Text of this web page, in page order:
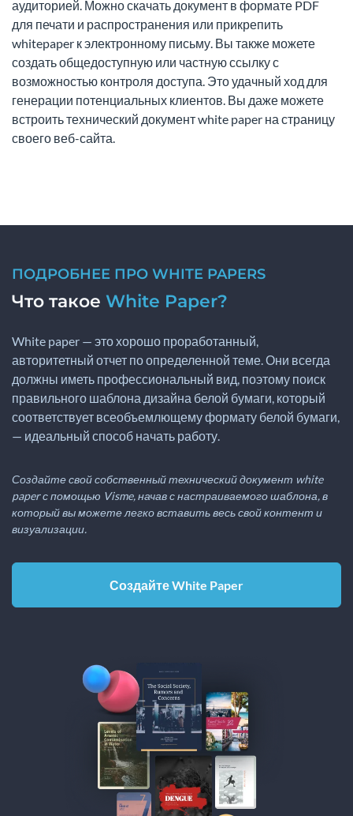
аудиторией. Можно скачать документ в формате PDF
для печати и распространения или прикрепить
whitepaper к электронному письму. Вы также можете
создать общедоступную или частную ссылку с
возможностью контроля доступа. Это удачный ход для
генерации потенциальных клиентов. Вы даже можете
встроить технический документ white paper на страницу
своего веб-сайта.
ПОДРОБНЕЕ ПРО WHITE PAPERS
Что такое White Paper?
White paper — это хорошо проработанный,
авторитетный отчет по определенной теме. Они всегда
должны иметь профессиональный вид, поэтому поиск
правильного шаблона дизайна белой бумаги, который
соответствует всеобъемлющему формату белой бумаги,
— идеальный способ начать работу.
Создайте свой собственный технический документ white
paper с помощью Visme, начав с настраиваемого шаблона, в
который вы можете легко вставить весь свой контент и
визуализации.
Создайте White Paper